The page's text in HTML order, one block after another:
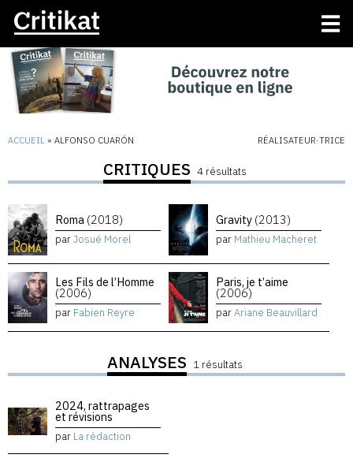
ACCUEIL » ALFONSO CUARÓN RÉALISATEUR·TRICE
CRITIQUES 4 résultats
Roma (2018)
parJosué Morel
Gravity (2013)
par Mathieu Macheret
Les Fils de l’Homme
(2006)
par Fabien Reyre
Paris, je t’aime
(2006)
parAriane Beauvillard
ANALYSES 1 résultats
2024, rattrapages
et révisions
par La rédaction